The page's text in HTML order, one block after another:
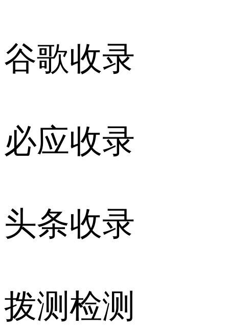
谷歌收录
必应收录
头条收录
拨测检测